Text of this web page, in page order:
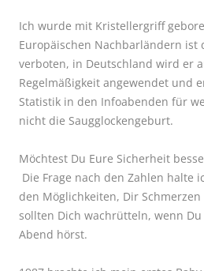
Ich wurde mit Kristellergriff
Europäischen Nachbarländern
verboten, in Deutschland wird er
Regelmäßigkeit angewendet und
Statistik in den Infoabenden für
nicht die Saugglockengeburt.
Möchtest Du Eure Sicherheit
Die Frage nach den Zahlen halte
den Möglichkeiten, Dir Schmerzen
sollten Dich wachrütteln, wenn
Abend hörst.